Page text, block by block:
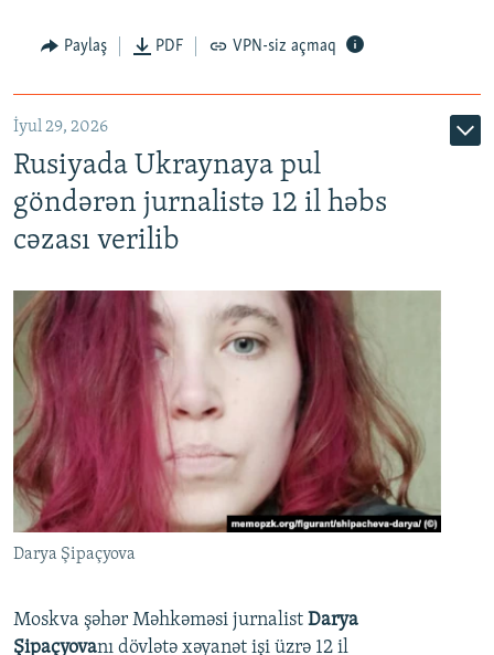
Paylaş PDF VPN-siz açmaq
İyul 29, 2026
Rusiyada Ukraynaya pul
göndərən jurnalistə 12 il həbs
cəzası verilib
Darya Şipaçyova
Moskva şəhər Məhkəməsi jurnalist Darya
Şipaçyovanı dövlətə xəyanət işi üzrə 12 il